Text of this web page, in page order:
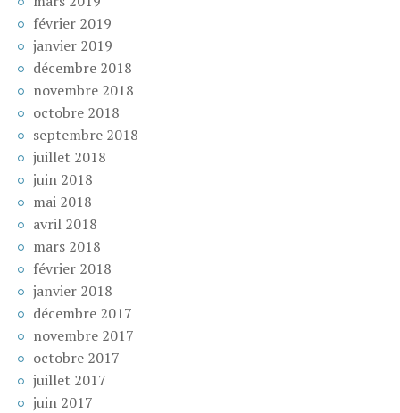
février 2019
janvier 2019
décembre 2018
novembre 2018
octobre 2018
septembre 2018
juillet 2018
juin 2018
mai 2018
avril 2018
mars 2018
février 2018
janvier 2018
décembre 2017
novembre 2017
octobre 2017
juillet 2017
juin 2017